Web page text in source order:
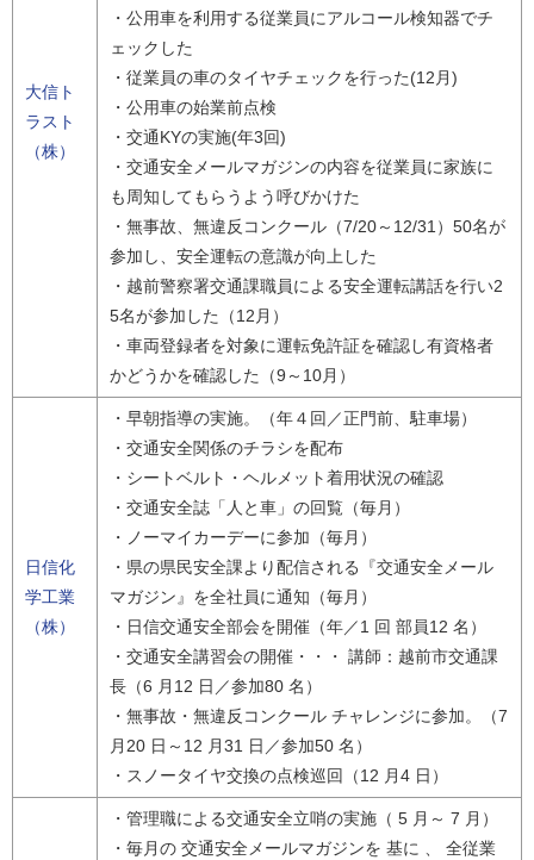
大信ト
ラスト
（株）
・公用車を利用する従業員にアルコール検知器でチ
ェックした
・従業員の車のタイヤチェックを行った(12月)
・公用車の始業前点検
・交通KYの実施(年3回)
・交通安全メールマガジンの内容を従業員に家族に
も周知してもらうよう呼びかけた
・無事故、無違反コンクール（7/20～12/31）50名が
参加し、安全運転の意識が向上した
・越前警察署交通課職員による安全運転講話を行い2
5名が参加した（12月）
・車両登録者を対象に運転免許証を確認し有資格者
かどうかを確認した（9～10月）
日信化
学工業
（株）
・早朝指導の実施。（年４回／正門前、駐車場）
・交通安全関係のチラシを配布
・シートベルト・ヘルメット着用状況の確認
・交通安全誌「人と車」の回覧（毎月）
・ノーマイカーデーに参加（毎月）
・県の県民安全課より配信される『交通安全メール
マガジン』を全社員に通知（毎月）
・日信交通安全部会を開催（年／1 回 部員12 名）
・交通安全講習会の開催・・・ 講師：越前市交通課
長（6 月12 日／参加80 名）
・無事故・無違反コンクール チャレンジに参加。（7
月20 日～12 月31 日／参加50 名）
・スノータイヤ交換の点検巡回（12 月4 日）
・管理職による交通安全立哨の実施（ 5 月～ 7 月）
・毎月の 交通安全メールマガジンを 基に 、 全従業